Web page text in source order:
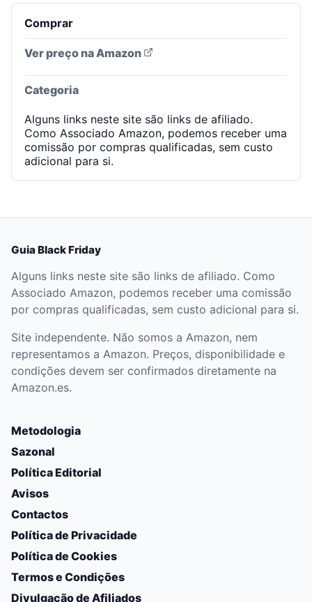
Comprar
Ver preço na Amazon
Categoria
Alguns links neste site são links de afiliado.
Como Associado Amazon, podemos receber uma
comissão por compras qualificadas, sem custo
adicional para si.
Guia Black Friday
Alguns links neste site são links de afiliado. Como
Associado Amazon, podemos receber uma comissão
por compras qualificadas, sem custo adicional para si.
Site independente. Não somos a Amazon, nem
representamos a Amazon. Preços, disponibilidade e
condições devem ser confirmados diretamente na
Amazon.es.
Metodologia
Sazonal
Política Editorial
Avisos
Contactos
Política de Privacidade
Política de Cookies
Termos e Condições
Divulgação de Afiliados